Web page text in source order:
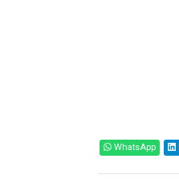
WhatsApp